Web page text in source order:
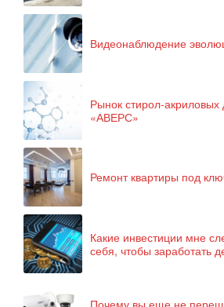
Видеонаблюдение
Рынок стирол-
«АВЕРС»
Ремонт квартиры под
Какие инвестиции мне
себя, чтобы заработать
Почему вы еще не